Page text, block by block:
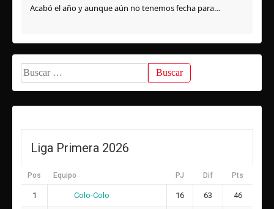
Acabó el año y aunque aún no tenemos fecha para…
Buscar:
Liga Primera 2026
Pos Equipo PJ Dif Pts
1 Colo-Colo 16 63 46